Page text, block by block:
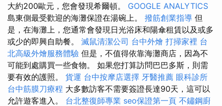
大約200歐元，您會發現希爾頓。 GOOGLE ANALYTICS
島東側最受歡迎的海灘保證在湯碗上。 撥筋創業指導 但
是，在海灘上，您通常會發現日光浴床和陽傘租賃以及或多
或少的即興自助餐。 滅鼠清潔公司 台中外燴 打掃家裡 台
北高級外燴服務體驗 但是，不值得依靠海灘商店，因為不
可能到處購買一些食物。 如果您打算訪問巴巴多斯，則需
要有效的護照。 貨運 台中按摩店選擇 牙醫推薦 眼科診所
台中筋膜刀療程 大多數訪客不需要簽證長達90天，這可以
允許遊客進入。 台北整復師專業 seo保證第一頁 不鏽鋼廚